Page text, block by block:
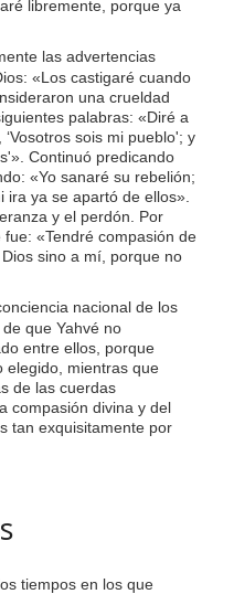
libremente, porque ya
las advertencias
«Los castigaré cuando
una crueldad
palabras: «Diré a
sois mi pueblo'; y
Continuó predicando
«Yo sanaré su rebelión;
ya se apartó de ellos».
y el perdón. Por
«Tendré compasión de
sino a mí, porque no
nacional de los
que Yahvé no
entre ellos, porque
elegido, mientras que
de las cuerdas
compasión divina y del
tan exquisitamente por
tiempos en los que